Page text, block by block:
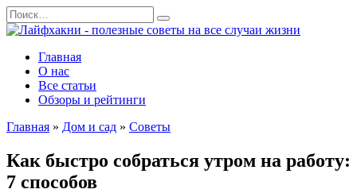
Перейти
к
содержанию
Search
for:
Главная
О нас
Все статьи
Обзоры и рейтинги
Главная » Дом и сад » Советы
Как быстро собраться утром на работу:
7 способов